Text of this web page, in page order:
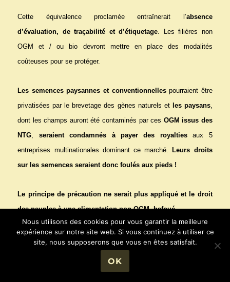
Cette équivalence proclamée entraînerait l’absence
d’évaluation, de traçabilité et d’étiquetage . Les filières non
OGM et / ou bio devront mettre en place des modalités
coûteuses pour se protéger.
Les semences paysannes et conventionnellespourraient être
privatisées par le brevetage des gènes naturels et les paysans,
dont les champs auront été contaminés par ces OGM issus des
NTG
seraient condamnés à payer des royaltiesaux 5
entreprises multinationales dominant ce marché.
Leurs droits
sur les semences seraient donc foulés aux pieds !
Le principe de précaution ne serait plus appliqué et le droit
des peuples à une alimentation non OGM, bafoué.
Les conséquences sur tous les écosystèmes seraient
irréversibles créant des déséquilibres et une perte accrue de
Nous utilisons des cookies pour vous garantir la meilleure
expérience sur notre site web. Si vous continuez à utiliser ce
site, nous supposerons que vous en êtes satisfait.
OK